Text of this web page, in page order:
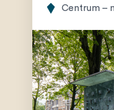
Centrum –